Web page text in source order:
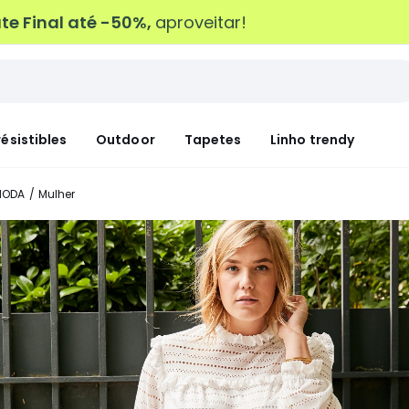
Final até -50%, aproveitar!
Outdoor Tapetes Linho trendy
Mulher